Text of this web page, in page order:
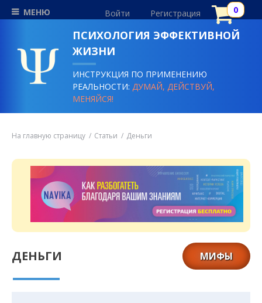
МЕНЮ Войти Регистрация
ПСИХОЛОГИЯ ЭФФЕКТИВНОЙ
ЖИЗНИ
ИНСТРУКЦИЯ ПО ПРИМЕНЕНИЮ
РЕАЛЬНОСТИ:ДУМАЙ, ДЕЙСТВУЙ,
МЕНЯЙСЯ!
На главную страницу Статьи Деньги
ДЕНЬГИ МИФЫ